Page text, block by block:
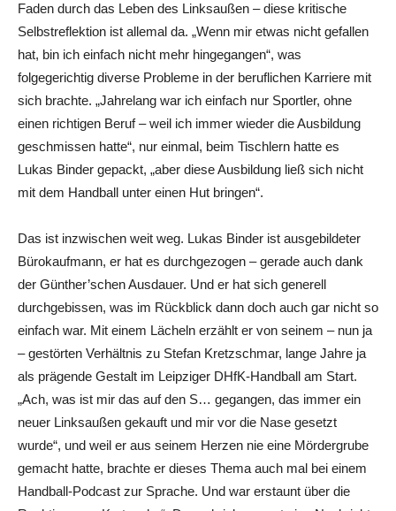
Faden durch das Leben des Linksaußen – diese kritische
Selbstreflektion ist allemal da. „Wenn mir etwas nicht gefallen
hat, bin ich einfach nicht mehr hingegangen“, was
folgegerichtig diverse Probleme in der beruflichen Karriere mit
sich brachte. „Jahrelang war ich einfach nur Sportler, ohne
einen richtigen Beruf – weil ich immer wieder die Ausbildung
geschmissen hatte“, nur einmal, beim Tischlern hatte es
Lukas Binder gepackt, „aber diese Ausbildung ließ sich nicht
mit dem Handball unter einen Hut bringen“.
Das ist inzwischen weit weg. Lukas Binder ist ausgebildeter
Bürokaufmann, er hat es durchgezogen – gerade auch dank
der Günther’schen Ausdauer. Und er hat sich generell
durchgebissen, was im Rückblick dann doch auch gar nicht so
einfach war. Mit einem Lächeln erzählt er von seinem – nun ja
– gestörten Verhältnis zu Stefan Kretzschmar, lange Jahre ja
als prägende Gestalt im Leipziger DHfK-Handball am Start.
„Ach, was ist mir das auf den S… gegangen, das immer ein
neuer Linksaußen gekauft und mir vor die Nase gesetzt
wurde“, und weil er aus seinem Herzen nie eine Mördergrube
gemacht hatte, brachte er dieses Thema auch mal bei einem
Handball-Podcast zur Sprache. Und war erstaunt über die